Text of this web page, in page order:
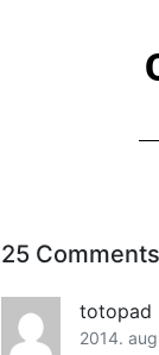
25 Comments
totopad
2014.